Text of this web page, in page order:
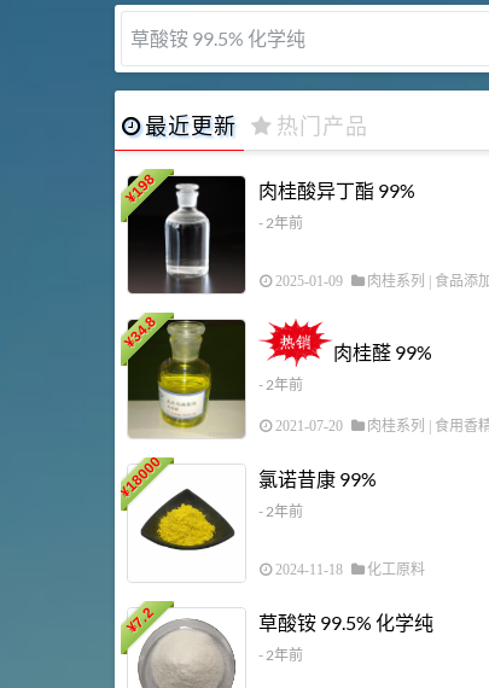
草酸铵 99.5% 化学纯
最近更新 热门产品
¥
198 肉桂酸异丁酯 99%
- 2年前
2025-01-09 肉桂系列 食品添
¥
34.8
肉桂醛 99%
- 2年前
2021-07-20 肉桂系列 | 食用香
¥
18000 氯诺昔康 99%
- 2年前
2024-11-18 化工原料
¥
7.2 草酸铵 99.5% 化学纯
- 2年前